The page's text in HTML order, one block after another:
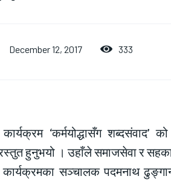
December 12, 2017 333
‘कर्मयोद्धासँग
हुनुभयो । उहाँले समाजसेवा र
कार्यक्रमका सञ्चालक पदमनाथ